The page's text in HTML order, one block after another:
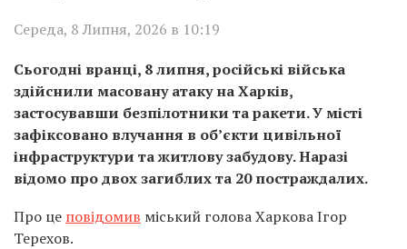
Середа, 8 Липня, 2026 в 10:19
Сьогодні вранці, 8 липня, російські війська
здійснили масовану атаку на Харків,
застосувавши безпілотники та ракети. У місті
зафіксовано влучання в об’єкти цивільної
інфраструктури та житлову забудову. Наразі
відомо про двох загиблих та 20 постраждалих.
Про це повідомив міський голова Харкова Ігор
Терехов.